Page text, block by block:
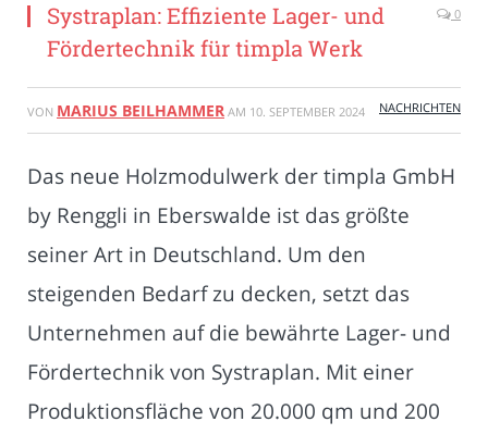
Systraplan: Effiziente Lager- und
Fördertechnik für timpla Werk
0
VON MARIUS BEILHAMMER AM 10. SEPTEMBER 2024 NACHRICHTEN
Das neue Holzmodulwerk der timpla GmbH
by Renggli in Eberswalde ist das größte
seiner Art in Deutschland. Um den
steigenden Bedarf zu decken, setzt das
Unternehmen auf die bewährte Lager- und
Fördertechnik von Systraplan. Mit einer
Produktionsfläche von 20.000 qm und 200